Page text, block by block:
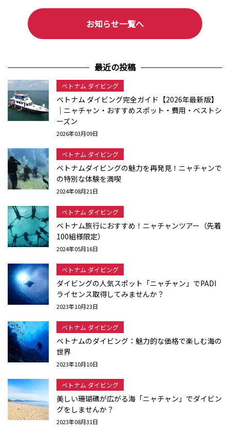
お知らせ一覧へ
最近の投稿
ベトナム ダイビング
ベトナム ダイビング完全ガイド【2026年最新版】
｜ニャチャン・おすすめスポット・費用・ベストシ
ーズン
2026年03月09日
ベトナム ダイビング
ベトナムダイビングの魅力を再発見！ニャチャンで
の特別な体験を満喫
2024年08月21日
ベトナム ダイビング
ベトナム旅行におすすめ！ニャチャンツアー（先着
100組様限定）
2024年05月16日
ベトナム ダイビング
ダイビングの人気スポット「ニャチャン」でPADI
ライセンス取得してみませんか？
2023年10月23日
ベトナム ダイビング
ベトナムのダイビング：魅力的な価格で楽しむ海の
世界
2023年10月10日
ベトナム ダイビング
美しい珊瑚礁が広がる海「ニャチャン」でダイビン
グをしませんか？
2023年08月31日